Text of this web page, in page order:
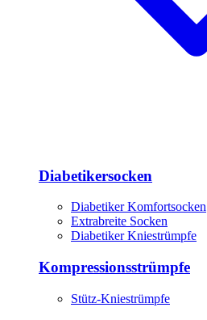
Diabetikersocken
Diabetiker Komfortsocken
Extrabreite Socken
Diabetiker Kniestrümpfe
Kompressionsstrümpfe
Stütz-Kniestrümpfe